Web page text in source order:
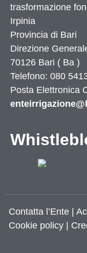
trasformazione
Irpinia
Provincia di Bari
Direzione
70126 Bari ( Ba )
Telefono: 080
Posta Elettronica
Contatta l’Ente|
Cookie policy|